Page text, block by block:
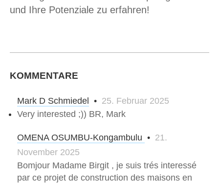
und Ihre Potenziale zu erfahren!
KOMMENTARE
Mark D Schmiedel • 25. Februar 2025
Very interested ;)) BR, Mark
OMENA OSUMBU-Kongambulu • 21.
November 2025
Bomjour Madame Birgit , je suis trés interessé
par ce projet de construction des maisons en